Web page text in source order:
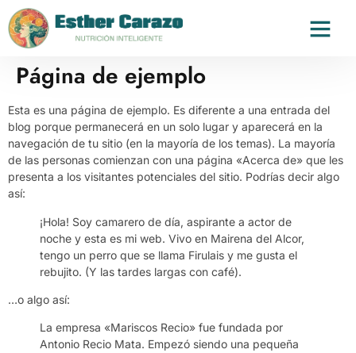
Página de ejemplo
Esta es una página de ejemplo. Es diferente a una entrada del
blog porque permanecerá en un solo lugar y aparecerá en la
navegación de tu sitio (en la mayoría de los temas). La mayoría
de las personas comienzan con una página «Acerca de» que les
presenta a los visitantes potenciales del sitio. Podrías decir algo
así:
¡Hola! Soy camarero de día, aspirante a actor de
noche y esta es mi web. Vivo en Mairena del Alcor,
tengo un perro que se llama Firulais y me gusta el
rebujito. (Y las tardes largas con café).
…o algo así:
La empresa «Mariscos Recio» fue fundada por
Antonio Recio Mata. Empezó siendo una pequeña